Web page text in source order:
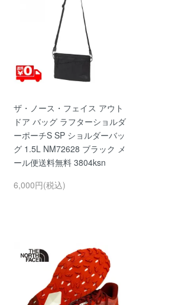
ザ・ノース・フェイス アウト
ドア バッグ ラフターショルダ
ーポーチS SP ショルダーバッ
グ 1.5L NM72628 ブラック メ
ール便送料無料 3804ksn
6,000円(税込)